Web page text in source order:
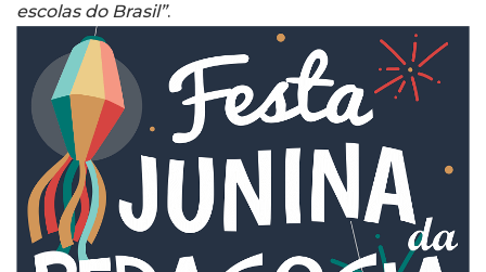
escolas do Brasil”.